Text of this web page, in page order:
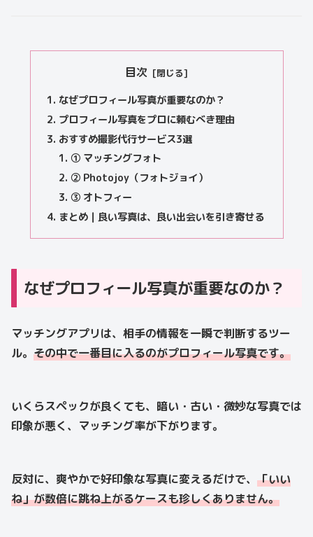
目次
なぜプロフィール写真が重要なのか？
プロフィール写真をプロに頼むべき理由
おすすめ撮影代行サービス3選
① マッチングフォト
② Photojoy（フォトジョイ）
③ オトフィー
まとめ｜良い写真は、良い出会いを引き寄せる
なぜプロフィール写真が重要なのか？
マッチングアプリは、相手の情報を一瞬で判断するツー
ル。 その中で一番目に入るのがプロフィール写真です。
いくらスペックが良くても、暗い・古い・微妙な写真では
印象が悪く、マッチング率が下がります。
反対に、爽やかで好印象な写真に変えるだけで、 「いい
ね」が数倍に跳ね上がるケースも珍しくありません。